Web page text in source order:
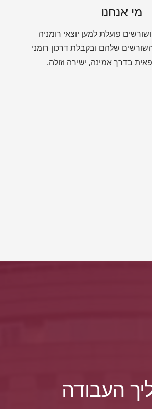
מי אנחנו
פועלת למען יוצאי רומניה
שלהם ובקבלת דרכון רומני
בדרך אמינה, ישירה וזולה.
העבודה